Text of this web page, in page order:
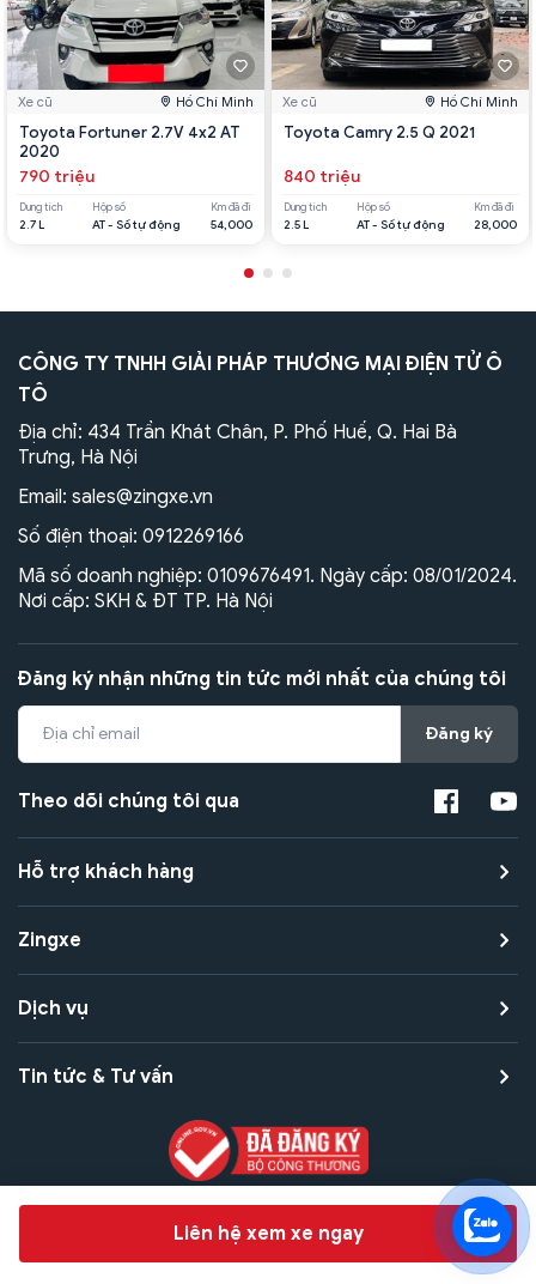
Chat hỗ trợ
Liên hệ xem xe ngay
Xe cũ Hồ Chí Minh
Toyota Fortuner 2.7V 4x2 AT
2020
790 triệu
Dung tích
2.7 L
Hộp số
AT - Số tự động
Km đã đi
54,000
Xe cũ Hồ Chí Minh
Toyota Camry 2.5 Q 2021
840 triệu
Dung tích
2.5 L
Hộp số
AT - Số tự động
Km đã đi
28,000
CÔNG TY TNHH GIẢI PHÁP THƯƠNG MẠI ĐIỆN TỬ Ô
TÔ
Địa chỉ: 434 Trần Khát Chân, P. Phố Huế, Q. Hai Bà
Trưng, Hà Nội
Email: sales@zingxe.vn
Số điện thoại: 0912269166
Mã số doanh nghiệp: 0109676491. Ngày cấp: 08/01/2024.
Nơi cấp: SKH & ĐT TP. Hà Nội
Đăng ký nhận những tin tức mới nhất của chúng tôi
Đăng ký
Theo dõi chúng tôi qua
Hỗ trợ khách hàng
Zingxe
Dịch vụ
Tin tức & Tư vấn
Bảo mật quyền riêng tư
Điều khoản sử dụng